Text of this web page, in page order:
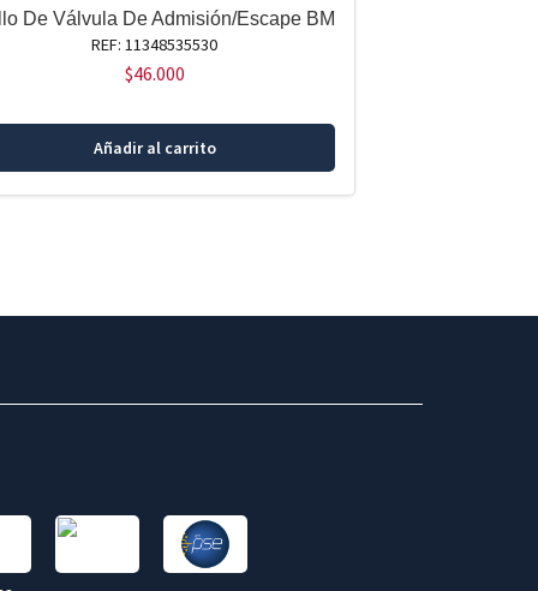
De Válvula De Admisión/Escape BM
REF: 11348535530
$46.000
Añadir al carrito